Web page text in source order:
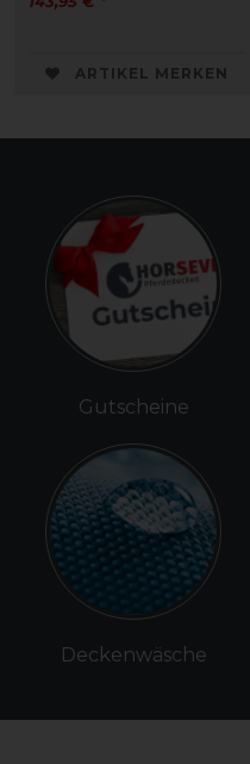
ARTIKEL MERKEN
Gutscheine
Deckenwäsche